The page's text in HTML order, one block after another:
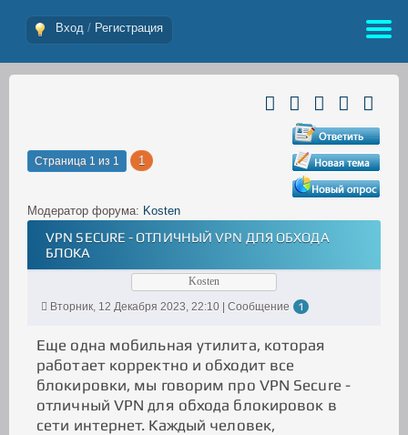
Вход / Регистрация
Страница 1 из 1 1
Модератор форума: Kosten
VPN SECURE - ОТЛИЧНЫЙ VPN ДЛЯ ОБХОДА
БЛОКА
Kosten
Вторник, 12 Декабря 2023, 22:10 | Сообщение
1
Еще одна мобильная утилита, которая
работает корректно и обходит все
блокировки, мы говорим про VPN Secure -
отличный VPN для обхода блокировок в
сети интернет. Каждый человек,